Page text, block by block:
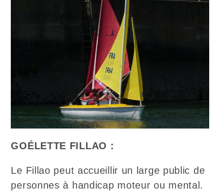
GOÉLETTE FILLAO :
Le Fillao peut accueillir un large public de
personnes à handicap moteur ou mental.